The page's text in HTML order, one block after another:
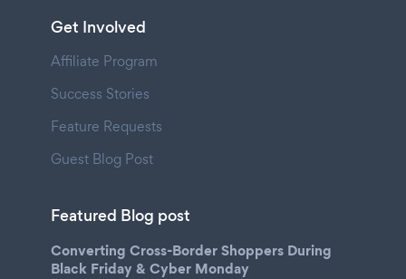
Get Involved
Affiliate Program
Success Stories
Feature Requests
Guest Blog Post
Featured Blog post
Converting Cross-Border Shoppers During
Black Friday & Cyber Monday